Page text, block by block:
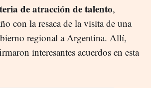
de atracción de talento,
con la resaca de la visita de una
regional a Argentina. Allí,
interesantes acuerdos en esta